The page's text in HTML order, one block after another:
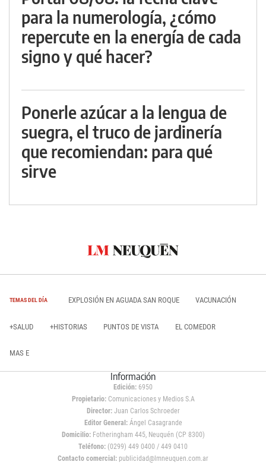
para la numerología, ¿cómo
repercute en la energía de cada
signo y qué hacer?
Ponerle azúcar a la lengua de
suegra, el truco de jardinería
que recomiendan: para qué
sirve
TEMAS DEL DÍA EXPLOSIÓN EN AGUADA SAN ROQUE VACUNACIÓN
+SALUD +HISTORIAS PUNTOS DE VISTA EL COMEDOR
MAS E
Información
Edición: 6950
Propietario:Comunicaciones y Medios S.A
Director: Juan Carlos Schroeder
Editor General:Ángel Casagrande
Domicilio:Fotheringham 445, Neuquén (CP 8300)
Teléfono: (0299) 449 0400 / 449 0410
Contacto comercial: publicidad@lmneuquen.com.ar